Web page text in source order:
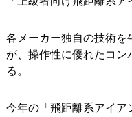
各メーカー独自の技術を
が、操作性に優れたコン
る。
今年の「飛距離系アイア